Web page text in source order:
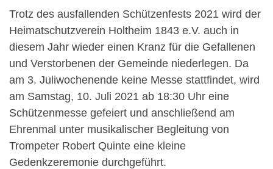
Trotz des ausfallenden Schützenfests 2021 wird der
Heimatschutzverein Holtheim 1843 e.V. auch in
diesem Jahr wieder einen Kranz für die Gefallenen
und Verstorbenen der Gemeinde niederlegen. Da
am 3. Juliwochenende keine Messe stattfindet, wird
am Samstag, 10. Juli 2021 ab 18:30 Uhr eine
Schützenmesse gefeiert und anschließend am
Ehrenmal unter musikalischer Begleitung von
Trompeter Robert Quinte eine kleine
Gedenkzeremonie durchgeführt.